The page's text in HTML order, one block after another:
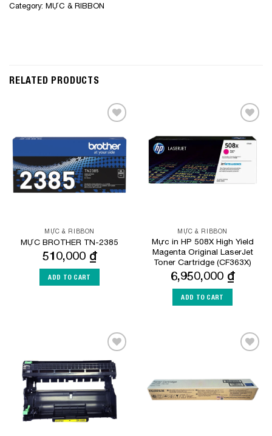
Category: MỰC & RIBBON
RELATED PRODUCTS
Wishlist
MỰC & RIBBON
MỰC BROTHER TN-2385
510,000 ₫
ADD TO CART
Wishlist
MỰC & RIBBON
Mực in HP 508X High Yield
Magenta Original LaserJet
Toner Cartridge (CF363X)
6,950,000 ₫
ADD TO CART
Add to
Wishlist